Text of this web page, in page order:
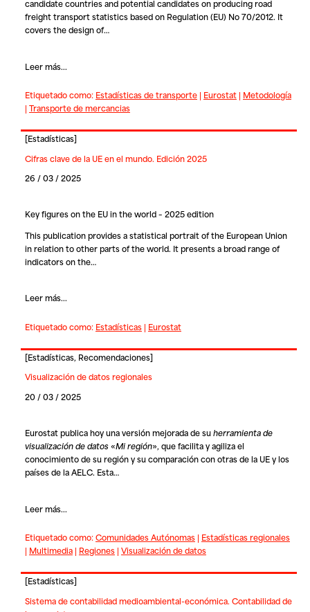
candidate countries and potential candidates on producing road
freight transport statistics based on Regulation (EU) No 70/2012. It
covers the design of…
Leer más...
Etiquetado como: Estadísticas de transporte| Eurostat| Metodología
| Transporte de mercancias
[Estadísticas]
Cifras clave de la UE en el mundo. Edición 2025
26 / 03 / 2025
Key figures on the EU in the world – 2025 edition
This publication provides a statistical portrait of the European Union
in relation to other parts of the world. It presents a broad range of
indicators on the…
Leer más...
Etiquetado como: Estadísticas| Eurostat
[Estadísticas, Recomendaciones]
Visualización de datos regionales
20 / 03 / 2025
Eurostat publica hoy una versión mejorada de suherramienta de
visualización de datos«Mi región», que facilita y agiliza el
conocimiento de su región y su comparación con otras de la UE y los
países de la AELC. Esta…
Leer más...
Etiquetado como:Comunidades Autónomas| Estadísticas regionales
| Multimedia| Regiones| Visualización de datos
[Estadísticas]
Sistema de contabilidad medioambiental-económica. Contabilidad de